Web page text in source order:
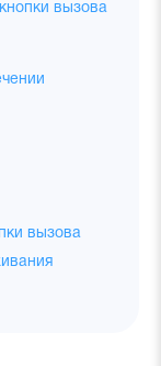
вызова
вызова